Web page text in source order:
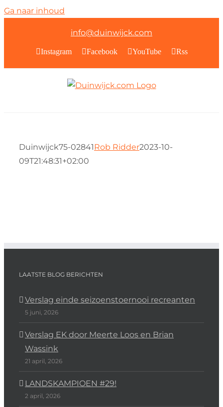
Ga naar inhoud
info@duinwijck.com
Instagram Facebook YouTube Rss
Duinwijck75-02841Rob Ridder2023-10-
09T21:48:31+02:00
LAATSTE BLOG BERICHTEN
Verslag einde seizoenstoernooi recreanten
5 juni, 2026
Verslag EK door Meerte Loos en Brian
Wassink
21 april, 2026
LANDSKAMPIOEN #29!
2 april, 2026